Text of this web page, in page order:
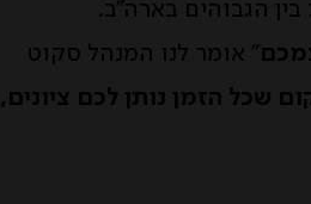
הגבוהים בארה”ב.
” אומר לנו המנהל סקוט
שכל הזמן נותן לכם ציונים,